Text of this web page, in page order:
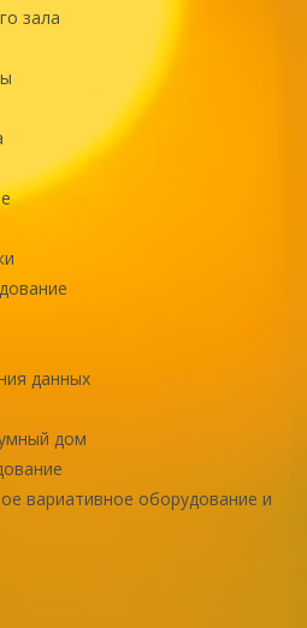
зала
данных
дом
вариативное оборудование и